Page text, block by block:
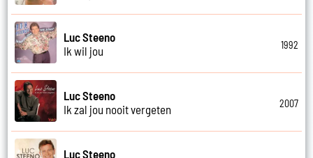
Luc Steeno
Ik wil jou
1992
Luc Steeno
Ik zal jou nooit vergeten
2007
Luc Steeno